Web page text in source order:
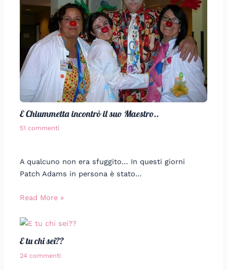
E Chiummetta incontrò il suo Maestro..
51 commenti
A qualcuno non era sfuggito… In questi giorni
Patch Adams in persona è stato…
Read More »
E tu chi sei??
24 commenti